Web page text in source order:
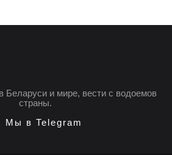
Беларуси и мире, вести с водоемов
страны.
Мы в Telegram